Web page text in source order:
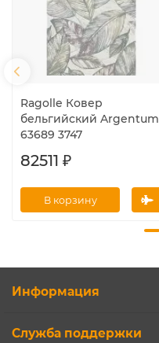
Ragolle Ковер
бельгийский Argentum
63689 3747
82511 ₽
В корзину
Информация
Служба поддержки